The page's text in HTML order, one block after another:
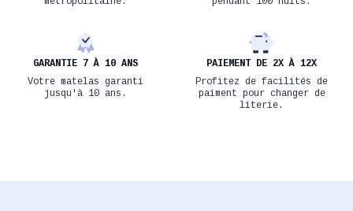
GARANTIE 7 À 10 ANS
Votre matelas garanti
jusqu'à 10 ans.
PAIEMENT DE 2X À 12X
Profitez de facilités de
paiment pour changer de
literie.